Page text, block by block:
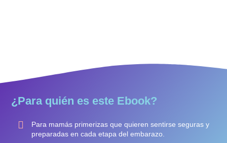
¿Para quién es este Ebook?
Para mamás primerizas que quieren sentirse seguras y
preparadas en cada etapa del embarazo.